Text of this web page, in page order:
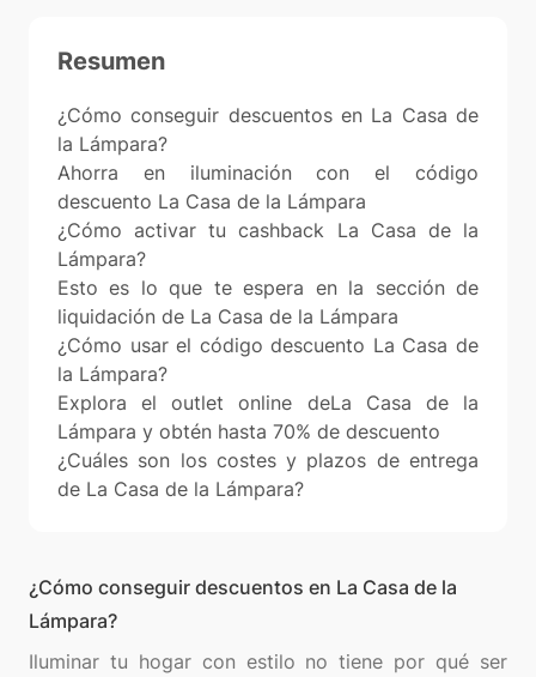
Resumen
¿Cómo conseguir descuentos en La Casa de
la Lámpara?
Ahorra en iluminación con el código
descuento La Casa de la Lámpara
¿Cómo activar tu cashback La Casa de la
Lámpara?
Esto es lo que te espera en la sección de
liquidación de La Casa de la Lámpara
¿Cómo usar el código descuento La Casa de
la Lámpara?
Explora el outlet online deLa Casa de la
Lámpara y obtén hasta 70% de descuento
¿Cuáles son los costes y plazos de entrega
de La Casa de la Lámpara?
¿Cómo conseguir descuentos en La Casa de la
Lámpara?
Iluminar tu hogar con estilo no tiene por qué ser